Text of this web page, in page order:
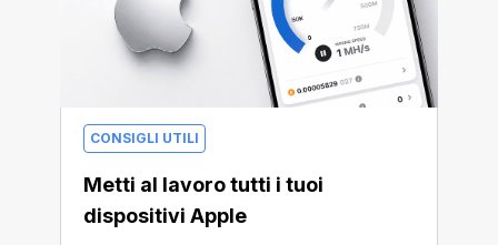
CONSIGLI UTILI
Metti al lavoro tutti i tuoi
dispositivi Apple